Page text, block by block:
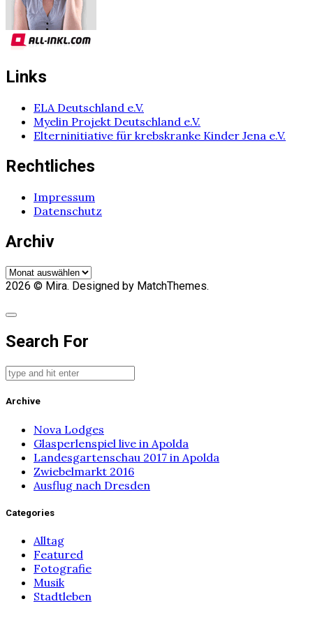
Links
ELA Deutschland e.V.
Myelin Projekt Deutschland e.V.
Elterninitiative für krebskranke Kinder Jena e.V.
Rechtliches
Impressum
Datenschutz
Archiv
Archiv
2026 © Mira. Designed by MatchThemes.
Search For
Archive
Nova Lodges
Glasperlenspiel live in Apolda
Landesgartenschau 2017 in Apolda
Zwiebelmarkt 2016
Ausflug nach Dresden
Categories
Alltag
Featured
Fotografie
Musik
Stadtleben